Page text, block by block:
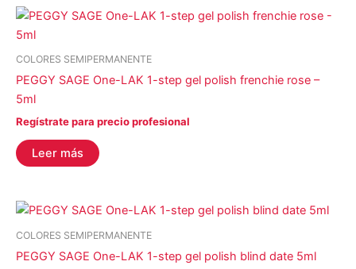
COLORES SEMIPERMANENTE
PEGGY SAGE One-LAK 1-step gel polish frenchie rose –
5ml
Regístrate para precio profesional
Leer más
COLORES SEMIPERMANENTE
PEGGY SAGE One-LAK 1-step gel polish blind date 5ml